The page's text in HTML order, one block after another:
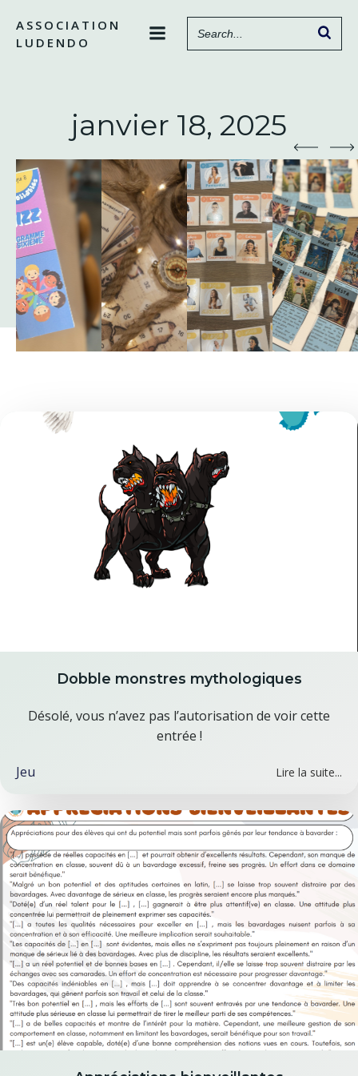
contenu
ASSOCIATION
LUDENDO
janvier 18, 2025
Dobble monstres mythologiques
Désolé, vous n’avez pas l’autorisation de voir cette
entrée !
Jeu Lire la suite...